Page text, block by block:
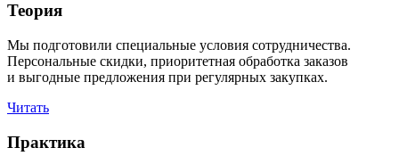
Теория
Мы подготовили специальные условия сотрудничества.
Персональные скидки, приоритетная обработка заказов
и выгодные предложения при регулярных закупках.
Читать
Практика